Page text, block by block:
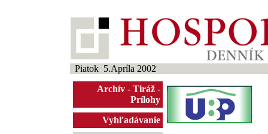
Piatok 5.Apríla 2002
Archív - Tiráž -
Prílohy
Vyhľadávanie